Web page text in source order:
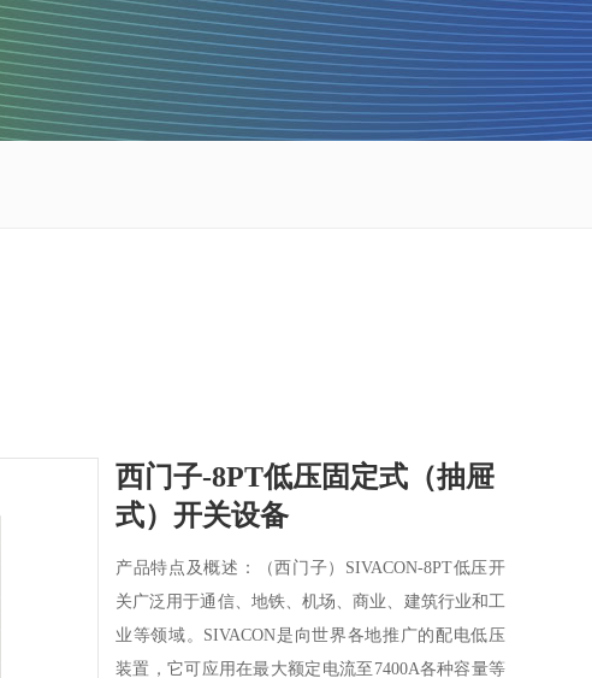
西门子-8PT低压固定式（抽屉
式）开关设备
产品特点及概述：（西门子）SIVACON-8PT低压开
关广泛用于通信、地铁、机场、商业、建筑行业和工
业等领域。SIVACON是向世界各地推广的配电低压
装置，它可应用在最大额定电流至7400A各种容量等